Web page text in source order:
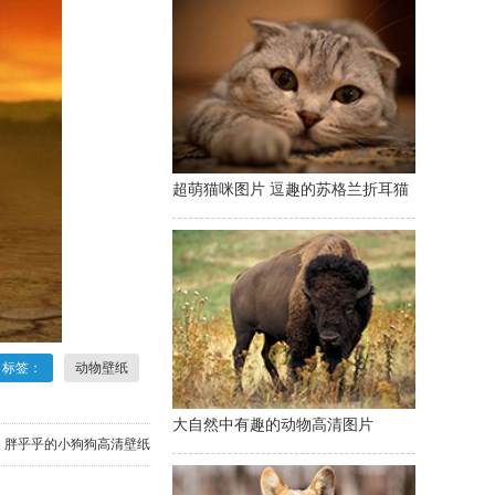
标签： 动物壁纸
胖乎乎的小狗狗高清壁纸
超萌猫咪图片 逗趣的苏格兰折耳猫
大自然中有趣的动物高清图片